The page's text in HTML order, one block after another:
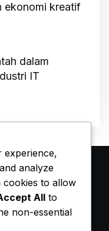
ekonomi kreatif
dalam
IT
experience,
analyze
to allow
All to
non-essential